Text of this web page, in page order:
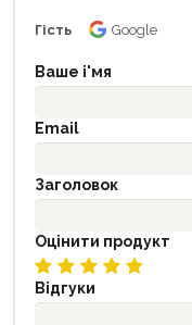
Гість Google
Ваше і'мя
Email
Заголовок
Оцінити продукт
Відгуки